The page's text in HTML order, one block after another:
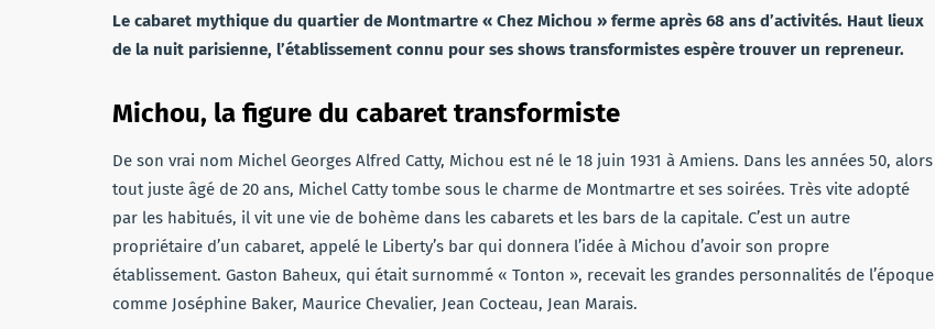
Le cabaret mythique du quartier de Montmartre « Chez Michou » ferme après 68 ans d’activités. Haut lieux
de la nuit parisienne, l’établissement connu pour ses shows transformistes espère trouver un repreneur.
Michou, la figure du cabaret transformiste
De son vrai nom Michel Georges Alfred Catty, Michou est né le 18 juin 1931 à Amiens. Dans les années 50, alors
tout juste âgé de 20 ans, Michel Catty tombe sous le charme de Montmartre et ses soirées. Très vite adopté
par les habitués, il vit une vie de bohème dans les cabarets et les bars de la capitale. C’est un autre
propriétaire d’un cabaret, appelé le Liberty’s bar qui donnera l’idée à Michou d’avoir son propre
établissement. Gaston Baheux, qui était surnommé « Tonton », recevait les grandes personnalités de l’époque
comme Joséphine Baker, Maurice Chevalier, Jean Cocteau, Jean Marais.